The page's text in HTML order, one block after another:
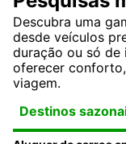
Descubra uma
desde veículos
duração ou só de
oferecer
viagem.
Destinos